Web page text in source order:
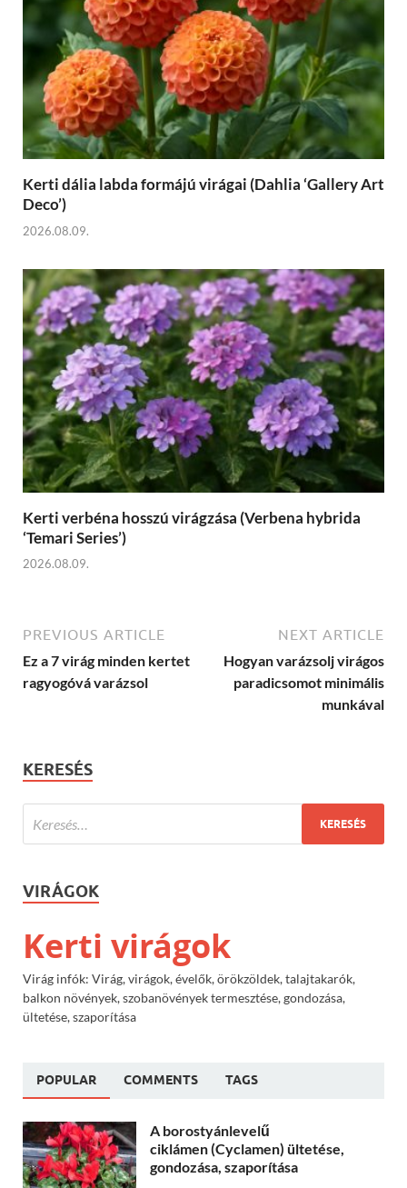
Kerti dália labda formájú virágai (Dahlia ‘Gallery Art
Deco’)
2026.08.09.
Kerti verbéna hosszú virágzása (Verbena hybrida
‘Temari Series’)
2026.08.09.
PREVIOUS ARTICLE
Ez a 7 virág minden kertet
ragyogóvá varázsol
NEXT ARTICLE
Hogyan varázsolj virágos
paradicsomot minimális
munkával
KERESÉS
VIRÁGOK
Kerti virágok
Virág infók: Virág, virágok, évelők, örökzöldek, talajtakarók,
balkon növények, szobanövények termesztése, gondozása,
ültetése, szaporítása
POPULAR COMMENTS TAGS
A borostyánlevelű
ciklámen (Cyclamen) ültetése,
gondozása, szaporítása